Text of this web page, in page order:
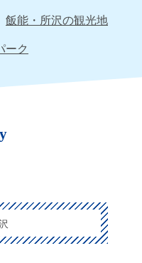
飯能・所沢の観光地
ーク